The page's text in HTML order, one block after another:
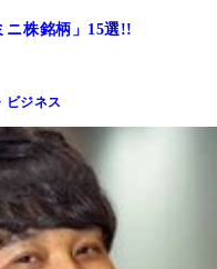
ニ株銘柄」15選!!
ビジネス